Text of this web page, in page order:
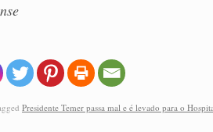
Presidente Temer passa mal e é levado para o